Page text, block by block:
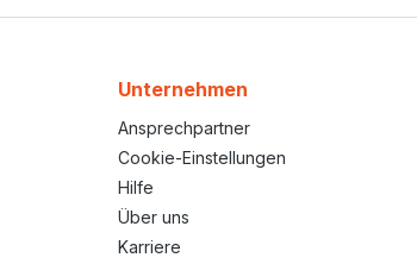
Unternehmen
Ansprechpartner
Cookie-Einstellungen
Hilfe
Über uns
Karriere